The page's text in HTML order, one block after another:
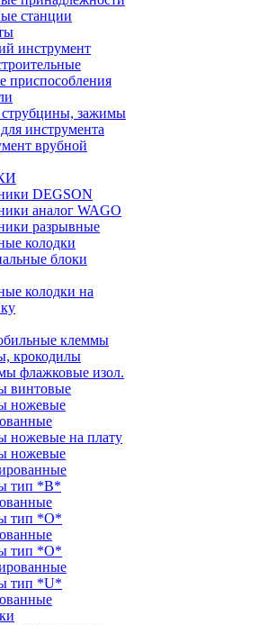
станции
инструмент
приспособления
зажимы
инструмента
врубной
DEGSON
аналог WAGO
разрывные
колодки
блоки
колодки на
клеммы
крокодилы
флажковые изол.
винтовые
ножевые
ножевые на плату
ножевые
тип *B*
тип *O*
тип *O*
тип *U*